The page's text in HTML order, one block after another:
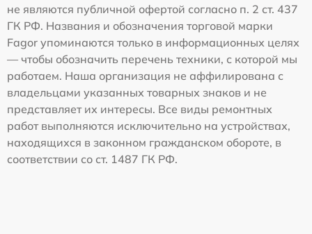
не являются публичной офертой согласно п. 2 ст. 437
ГК РФ. Названия и обозначения торговой марки
Fagor упоминаются только в информационных целях
— чтобы обозначить перечень техники, с которой мы
работаем. Наша организация не аффилирована с
владельцами указанных товарных знаков и не
представляет их интересы. Все виды ремонтных
работ выполняются исключительно на устройствах,
находящихся в законном гражданском обороте, в
соответствии со ст. 1487 ГК РФ.